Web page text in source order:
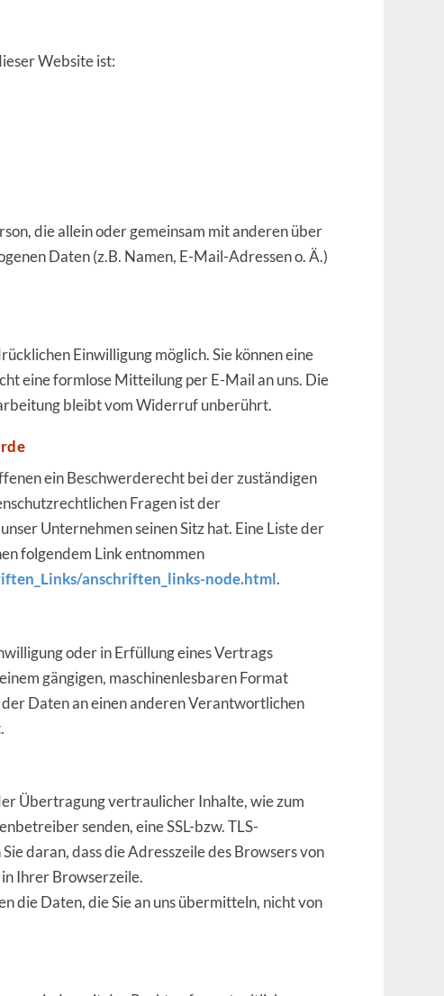
Website ist:
die allein oder gemeinsam mit anderen über
Daten (z.B. Namen, E-Mail-Adressen o. Ä.)
Einwilligung möglich. Sie können eine
eine formlose Mitteilung per E-Mail an uns. Die
bleibt vom Widerruf unberührt.
ein Beschwerderecht bei der zuständigen
Fragen ist der
Unternehmen seinen Sitz hat. Eine Liste der
folgendem Link entnommen
anschriften_links-node.html.
oder in Erfüllung eines Vertrags
gängigen, maschinenlesbaren Format
Daten an einen anderen Verantwortlichen
Übertragung vertraulicher Inhalte, wie zum
senden, eine SSL-bzw. TLS-
daran, dass die Adresszeile des Browsers von
in Ihrer Browserzeile.
die Daten, die Sie an uns übermitteln, nicht von